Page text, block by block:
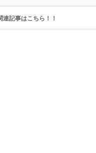
連記事はこちら！！